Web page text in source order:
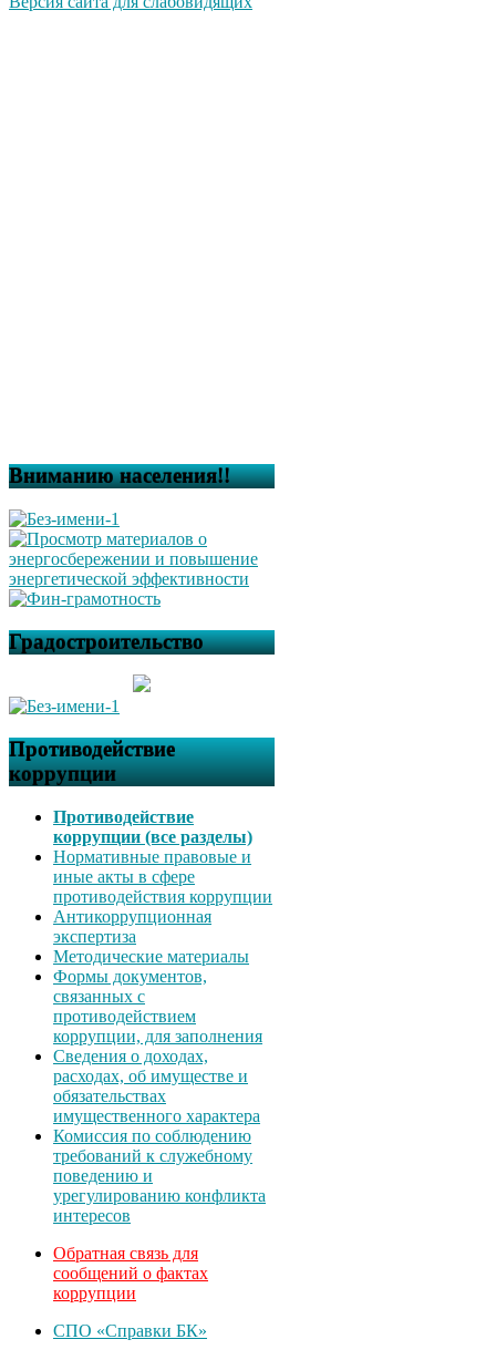
Вниманию населения!!
Градостроительство
Противодействие
коррупции
Противодействие
коррупции (все разделы)
Нормативные правовые и
иные акты в сфере
противодействия коррупции
Антикоррупционная
экспертиза
Методические материалы
Формы документов,
связанных с
противодействием
коррупции, для заполнения
Сведения о доходах,
расходах, об имуществе и
обязательствах
имущественного характера
Комиссия по соблюдению
требований к служебному
поведению и
урегулированию конфликта
интересов
Обратная связь для
сообщений о фактах
коррупции
СПО «Справки БК»